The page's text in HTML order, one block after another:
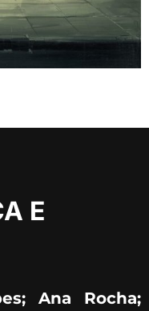
E
Ana Rocha;